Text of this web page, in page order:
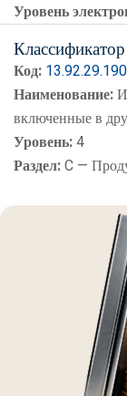
Уровень
Код: 13.92.29.190
Наименование:
включенные в
Уровень:4
Раздел:C —